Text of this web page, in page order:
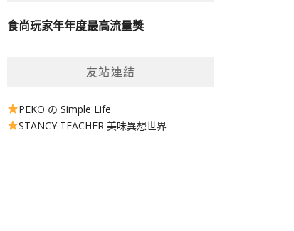
食尚玩家年年度最高流量獎
友站連結
PEKO の Simple Life
STANCY TEACHER 美味異想世界